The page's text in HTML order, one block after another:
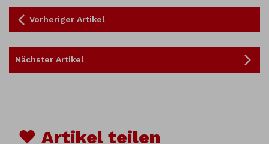
Vorheriger Artikel
Nächster Artikel
♥ Artikel teilen